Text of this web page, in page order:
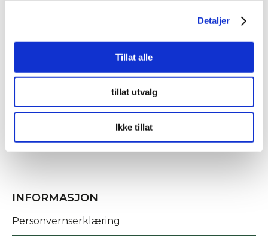
Detaljer
Tillat alle
tillat utvalg
Ikke tillat
KONTAKT OSS
Fridtjof Nansens gate 21
8622 Mo i Rana
post@rananf.no
INFORMASJON
Personvernserklæring